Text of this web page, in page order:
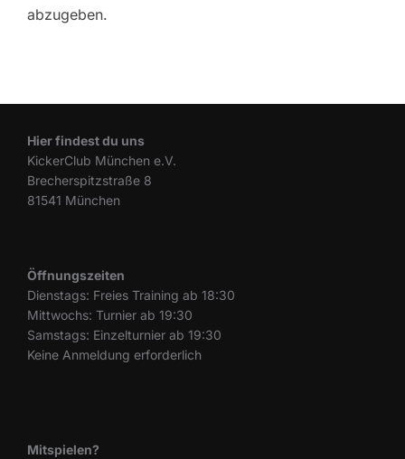
abzugeben.
Hier findest du uns
KickerClub München e.V.
Brecherspitzstraße 8
81541 München
Öffnungszeiten
Dienstags: Freies Training ab 18:30
Mittwochs: Turnier ab 19:30
Samstags: Einzelturnier ab 19:30
Keine Anmeldung erforderlich
Mitspielen?